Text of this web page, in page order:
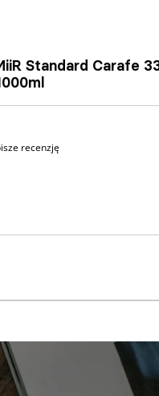
Standard Carafe
recenzję